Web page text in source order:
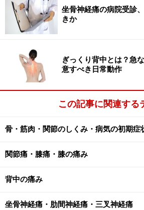
指骨骨折の治療法……保存治
指骨骨折の治療として保存療法、
法があります。
坐骨神経痛の病院受診
きか
ぎっくり背中とは？急
意すべき日常動作
この記事に関連する
骨・筋肉・関節のしくみ・病気の初期症
関節痛・膝痛・膝の痛み
背中の痛み
坐骨神経痛・肋間神経痛・三叉神経痛